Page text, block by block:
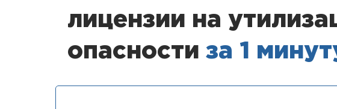
лицензии на
опасности за 1